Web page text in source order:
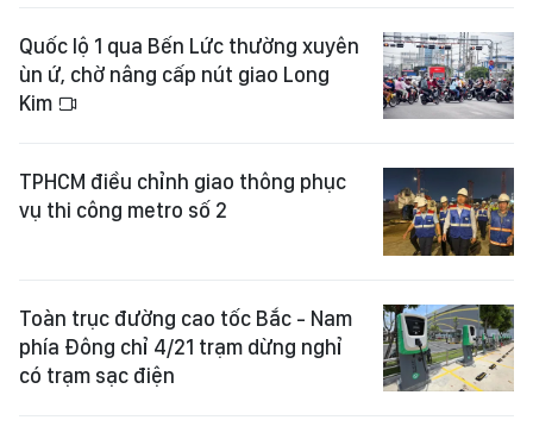
Quốc lộ 1 qua Bến Lức thường xuyên
ùn ứ, chờ nâng cấp nút giao Long
Kim
TPHCM điều chỉnh giao thông phục
vụ thi công metro số 2
Toàn trục đường cao tốc Bắc - Nam
phía Đông chỉ 4/21 trạm dừng nghỉ
có trạm sạc điện